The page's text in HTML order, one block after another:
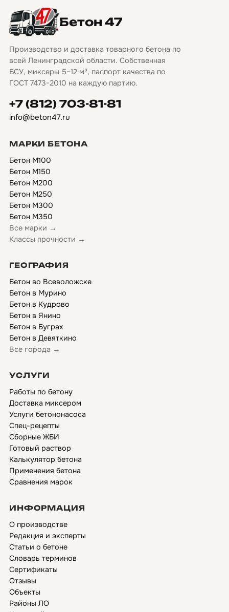
Бетон 47
Производство и доставка товарного бетона по
всей Ленинградской области. Собственная
БСУ, миксеры 5–12 м³, паспорт качества по
ГОСТ 7473-2010 на каждую партию.
+7 (812) 703-81-81
info@beton47.ru
МАРКИ БЕТОНА
Бетон М100
Бетон М150
Бетон М200
Бетон М250
Бетон М300
Бетон М350
Все марки →
Классы прочности →
ГЕОГРАФИЯ
Бетон во Всеволожске
Бетон в Мурино
Бетон в Кудрово
Бетон в Янино
Бетон в Буграх
Бетон в Девяткино
Все города →
УСЛУГИ
Работы по бетону
Доставка миксером
Услуги бетононасоса
Спец-рецепты
Сборные ЖБИ
Готовый раствор
Калькулятор бетона
Применения бетона
Сравнения марок
ИНФОРМАЦИЯ
О производстве
Редакция и эксперты
Статьи о бетоне
Словарь терминов
Сертификаты
Отзывы
Объекты
Районы ЛО